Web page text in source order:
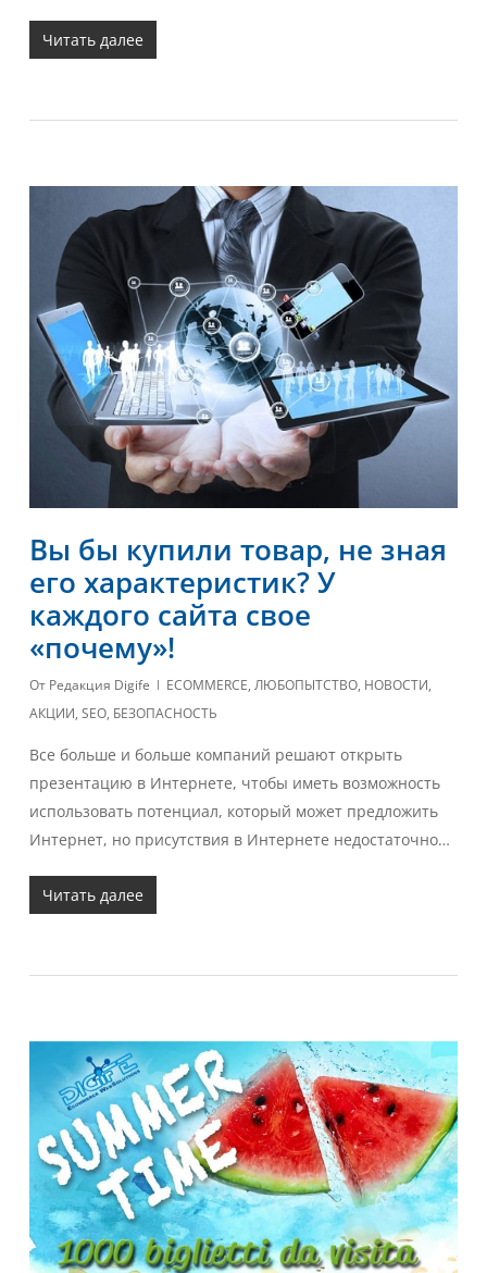
Читать далее
Вы бы купили товар, не зная
его характеристик? У
каждого сайта свое
«почему»!
От Редакция Digife ECOMMERCE, ЛЮБОПЫТСТВО, НОВОСТИ,
АКЦИИ, SEO, БЕЗОПАСНОСТЬ
Все больше и больше компаний решают открыть
презентацию в Интернете, чтобы иметь возможность
использовать потенциал, который может предложить
Интернет, но присутствия в Интернете недостаточно…
Читать далее